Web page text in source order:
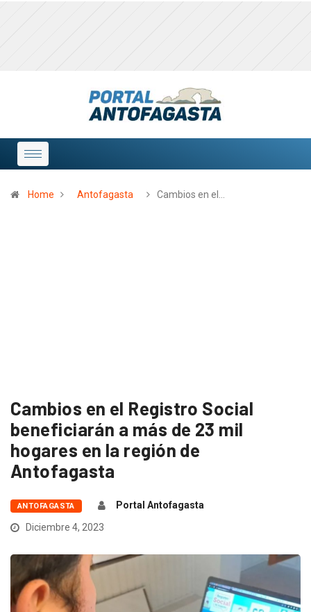
Home Antofagasta Cambios en el…
Cambios en el Registro Social
beneficiarán a más de 23 mil
hogares en la región de
Antofagasta
ANTOFAGASTA
Portal Antofagasta
Diciembre 4, 2023